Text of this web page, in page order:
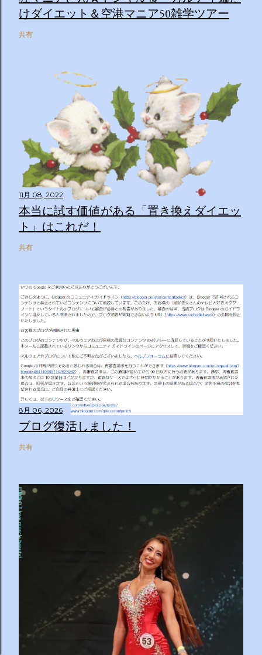
けダイエット＆空港マニア50雑学ツアー
共有
11月 08, 2022
本当に試す価値がある「置き換えダイエッ
ト」はこれだ！
共有
8月 06, 2026
ブログ復活しました！
共有